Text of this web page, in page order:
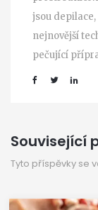
jsou
nejnovější
pečující
Související
Tyto příspěvky se